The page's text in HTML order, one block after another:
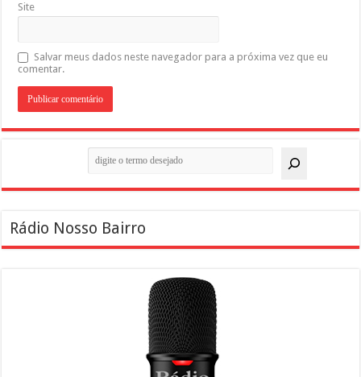
Site
Salvar meus dados neste navegador para a próxima vez que eu
comentar.
Rádio Nosso Bairro